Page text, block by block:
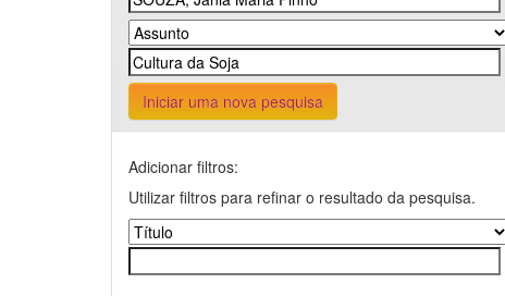
Iniciar uma nova pesquisa
Adicionar filtros:
Utilizar filtros para refinar o resultado da pesquisa.